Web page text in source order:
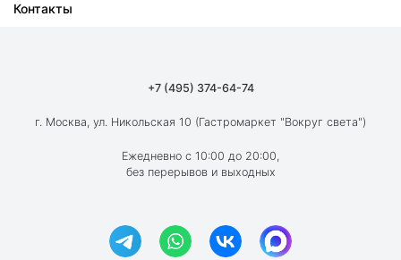
Ремонт iPad
Ремонт AirPods
О компании
Вакансии
Акции и скидки
Контакты
+7 (495) 374-64-74
г. Москва, ул. Никольская 10 (Гастромаркет "Вокруг света")
Ежедневно с 10:00 до 20:00,
без перерывов и выходных